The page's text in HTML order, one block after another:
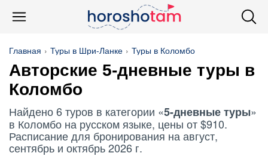
Главная Туры в Шри-Ланке Туры в Коломбо
Авторские 5-дневные туры в
Коломбо
Найдено 6 туров в категории «5-дневные туры»
в Коломбо на русском языке, цены от $910.
Расписание для бронирования на август,
сентябрь и октябрь 2026 г.